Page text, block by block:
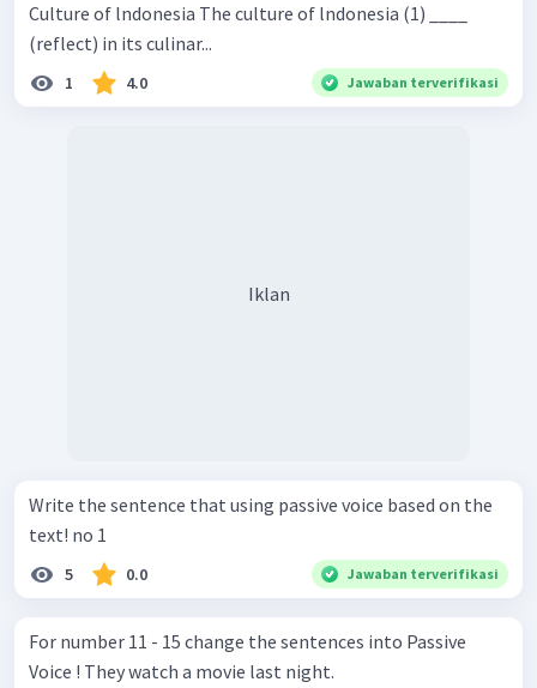
Culture of lndonesia The culture of lndonesia (1) ____
(reflect) in its culinar...
1 4.0 Jawaban terverifikasi
Iklan
Write the sentence that using passive voice based on the
text! no 1
5 0.0 Jawaban terverifikasi
For number 11 - 15 change the sentences into Passive
Voice ! They watch a movie last night.